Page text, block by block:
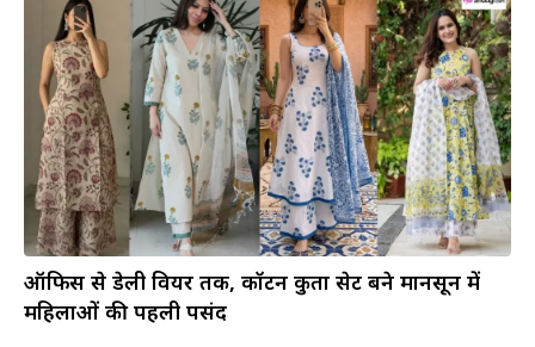
ऑफिस से डेली वियर तक, कॉटन कुर्ता सेट बने मानसून में
महिलाओं की पहली पसंद